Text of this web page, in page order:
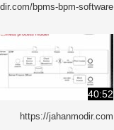
bpms-bpm-software/
40:52
https://jahanmodir.com